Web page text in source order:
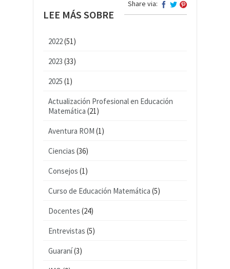
Share via:
LEE MÁS SOBRE
2022(51)
2023 (33)
2025 (1)
Actualización Profesional en Educación
Matemática (21)
Aventura ROM (1)
Ciencias (36)
Consejos (1)
Curso de Educación Matemática (5)
Docentes (24)
Entrevistas (5)
Guaraní(3)